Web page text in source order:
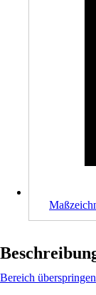
Bereich überspringen